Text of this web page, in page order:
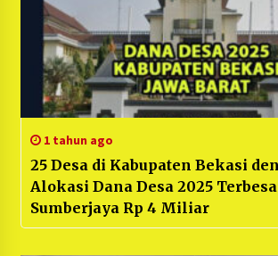
1 tahun ago
25 Desa di Kabupaten Bekasi
Alokasi Dana Desa 2025
Sumberjaya Rp 4 Miliar